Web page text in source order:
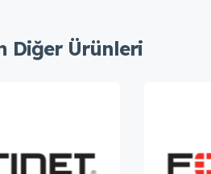
Diğer Ürünleri